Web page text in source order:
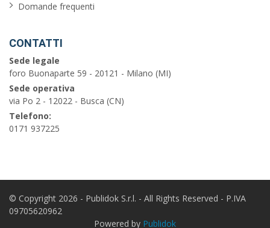
Domande frequenti
CONTATTI
Sede legale
foro Buonaparte 59 - 20121 - Milano (MI)
Sede operativa
via Po 2 - 12022 - Busca (CN)
Telefono:
0171 937225
© Copyright 2026 - Publidok S.r.l. - All Rights Reserved - P.IVA
09705620962
Powered by Publidok